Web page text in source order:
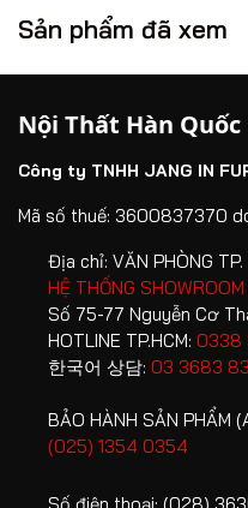
Nội thất Hàn Quốc Jang
tổ ấm toàn diện với thiết
không gian sống. Không
In còn đề cao yếu tố an
nguồn gốc nguyên vật
chất lượng nghiêm ngặt.
1. Vì sao nội
chuộng trong
Phong cách nội thất Hàn
Thiết kế tối giản
Loại bỏ những chi tiết
Sản phẩm đã xem
Nội Thất Hàn
Công ty TNHH JANG IN
Mã số thuế: 3600837370
Địa chỉ: VĂN PHÒNG TP.
HỆ THỐNG
Số 75-77 Nguyễn Cơ
HOTLINE TP.HCM: 0338
한국어 상담: 03 3683
BẢO HÀNH SẢN PHẨM
(025) 1354 0354